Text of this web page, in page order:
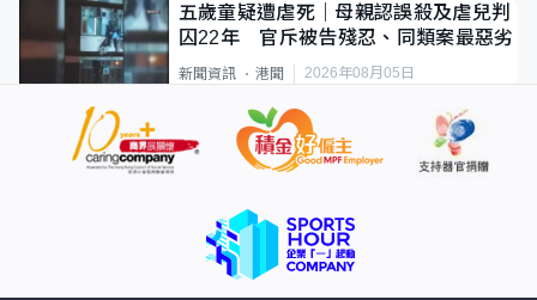
五歲童疑遭虐死｜母親認誤殺及虐兒判
囚22年 官斥被告殘忍、同類案最惡劣
新聞資訊 港聞 2026年08月05日